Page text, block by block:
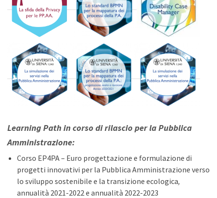
Learning Path in corso di rilascio per la Pubblica
Amministrazione:
Corso EP4PA – Euro progettazione e formulazione di
progetti innovativi per la Pubblica Amministrazione verso
lo sviluppo sostenibile e la transizione ecologica,
annualità 2021-2022 e annualità 2022-2023